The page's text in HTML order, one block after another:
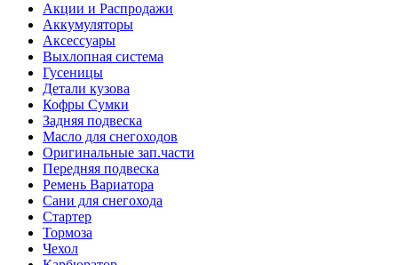
Акции и Распродажи
Аккумуляторы
Аксессуары
Выхлопная система
Гусеницы
Детали кузова
Кофры Сумки
Задняя подвеска
Масло для снегоходов
Оригинальные зап.части
Передняя подвеска
Ремень Вариатора
Сани для снегохода
Стартер
Тормоза
Чехол